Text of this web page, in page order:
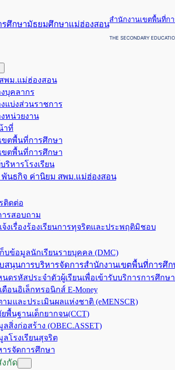
สำนักงานเขตพื้นที่ก
THE SECONDARY
พม.แม่ฮ่องสอน
บุคลากร
แบ่งส่วนราชการ
หน่วยงาน
าที่
ขตพื้นที่การศึกษา
ขตพื้นที่การศึกษา
ริหารโรงเรียน
นธกิจ ค่านิยม สพม.แม่ฮ่องสอน
ติดต่อ
ารสอบถาม
งเรื่องร้องเรียนการทุจริตและประพฤติมิชอบ
บข้อมูลนักเรียนรายบุคคล (DMC)
สนุนการบริหารจัดการสำนักงานเขตพื้นที่การศึกษ
ดรหัสประจำตัวผู้เรียนเพื่อเข้ารับบริการการศึกษา
ดือนอิเล็กทรอนิกส์ E-Money
มและประเมินผลแห่งชาติ (eMENSCR)
พื้นฐานเด็กยากจน(CCT)
สิ่งก่อสร้าง (OBEC.ASSET)
โรงเรียนสุจริต
ารจัดการศึกษา
กัด